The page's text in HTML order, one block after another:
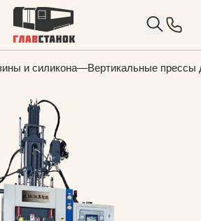
и силикона—Вертикальные прессы